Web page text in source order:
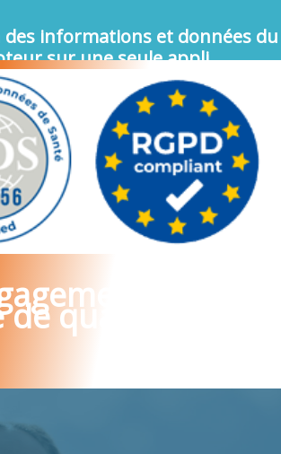
informations et données du
sur une seule appli.
en
qualité